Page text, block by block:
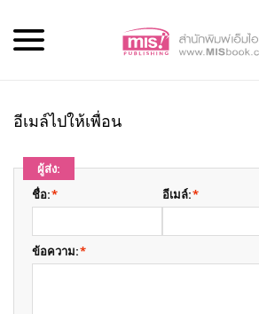
อีเมล์ไปให้เพื่อน
ผู้ส่ง:
*
ชื่อ: *
อีเมล์:
*
ข้อความ: